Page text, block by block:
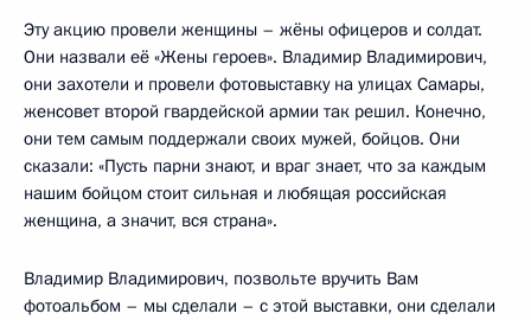
Эту акцию провели женщины – жёны офицеров и солдат.
Они назвали её «Жены героев». Владимир Владимирович,
они захотели и провели фотовыставку на улицах Самары,
женсовет второй гвардейской армии так решил. Конечно,
они тем самым поддержали своих мужей, бойцов. Они
сказали: «Пусть парни знают, и враг знает, что за каждым
нашим бойцом стоит сильная и любящая российская
женщина, а значит, вся страна».
Владимир Владимирович, позвольте вручить Вам
фотоальбом – мы сделали – с этой выставки, они сделали